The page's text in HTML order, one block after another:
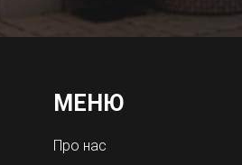
МЕНЮ
Про нас